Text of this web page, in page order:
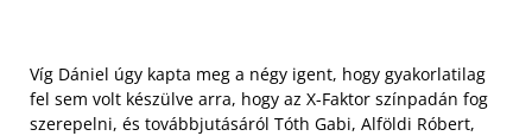
Víg Dániel úgy kapta meg a négy igent, hogy gyakorlatilag
fel sem volt készülve arra, hogy az X-Faktor színpadán fog
szerepelni, és továbbjutásáról Tóth Gabi, Alföldi Róbert,